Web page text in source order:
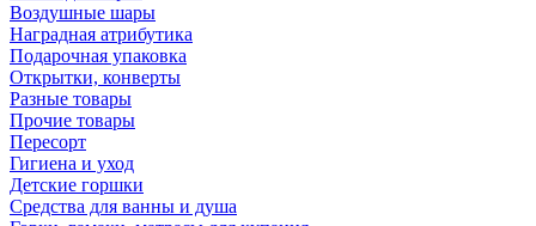
Воздушные шары
Наградная атрибутика
Подарочная упаковка
Открытки, конверты
Разные товары
Прочие товары
Пересорт
Гигиена и уход
Детские горшки
Средства для ванны и душа